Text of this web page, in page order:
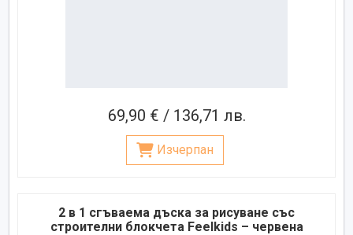
69,90 € / 136,71 лв.
Изчерпан
2 в 1 сгъваема дъска за рисуване със
строителни блокчета Feelkids – червена